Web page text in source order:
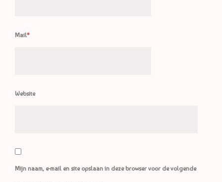
Mail*
Website
Mijn naam, e-mail en site opslaan in deze browser voor de volgende